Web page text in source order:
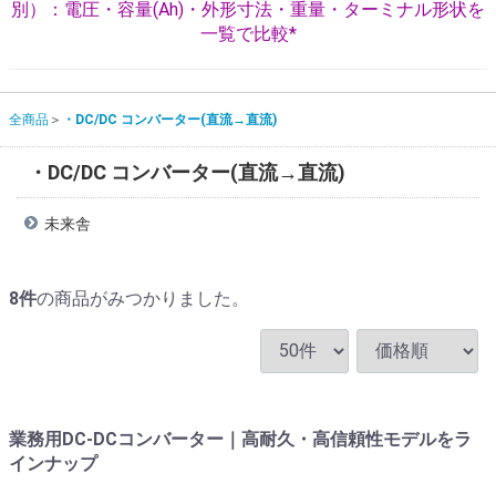
別）：電圧・容量(Ah)・外形寸法・重量・ターミナル形状を
一覧で比較*
全商品 ・DC/DC コンバーター(直流→直流)
・DC/DC コンバーター(直流→直流)
未来舎
8件の商品がみつかりました。
業務用DC-DCコンバーター｜高耐久・高信頼性モデルをラ
インナップ